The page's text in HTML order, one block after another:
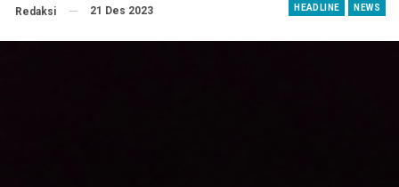
HEADLINE NEWS
Redaksi 21 Des 2023